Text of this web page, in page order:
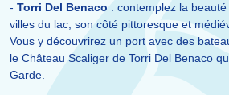
- Torri Del Benaco: contemplez la beauté
villes du lac, son côté pittoresque et
Vous y découvrirez un port avec des
le Château Scaliger de Torri Del Benaco
Garde.